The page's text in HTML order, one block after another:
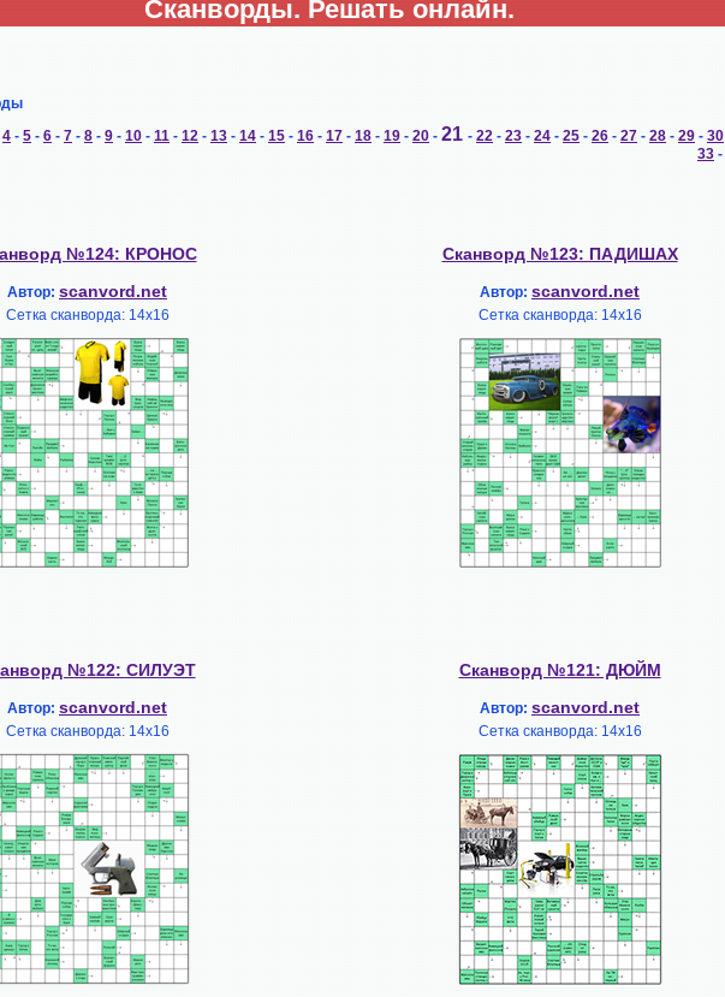
Сканворды. Решать онлайн.
4 - 5 - 6 - 7 - 8 - 9 - 10 - 11 - 12 - 13 - 14 - 15 - 16 - 17 - 18 - 19 - 20 - 21 - 22 - 23 - 24 - 25 - 26 - 27 - 28 - 29 - 30
33 -
№124: КРОНОС
Автор: scanvord.net
Сетка сканворда: 14х16
Сканворд №123: ПАДИШАХ
Автор: scanvord.net
Сетка сканворда: 14х16
№122: СИЛУЭТ
Автор: scanvord.net
Сетка сканворда: 14х16
Сканворд №121: ДЮЙМ
Автор: scanvord.net
Сетка сканворда: 14х16